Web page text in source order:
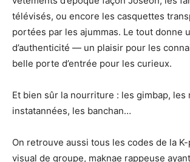
télévisés, ou encore les casquettes
portées par les ajummas. Le tout donne
d’authenticité — un plaisir pour les
belle porte d’entrée pour les curieux.
Et bien sûr la nourriture : les gimbap, les
instatannées, les banchan…
On retrouve aussi tous les codes de la
visual de groupe, maknae rappeuse